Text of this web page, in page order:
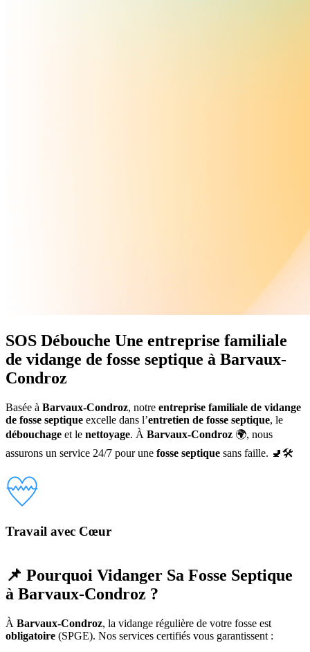
SOS Débouche Une entreprise familiale
de vidange de fosse septique à Barvaux-
Condroz
Basée à Barvaux-Condroz, notre entreprise familiale de vidange
de fosse septique excelle dans l’entretien de fosse septique, le
débouchage et le nettoyage. À Barvaux-Condroz 🌍, nous
assurons un service 24/7 pour une fosse septique sans faille. 🚽🛠️
Travail avec Cœur
📌 Pourquoi Vidanger Sa Fosse Septique
à Barvaux-Condroz ?
À Barvaux-Condroz, la vidange régulière de votre fosse est
obligatoire (SPGE). Nos services certifiés vous garantissent :